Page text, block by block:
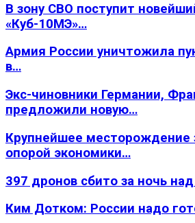
В зону СВО поступит
«Куб-10МЭ»…
Армия России уничтожила
в…
Экс-чиновники Германии,
предложили новую…
Крупнейшее месторождение
опорой экономики…
397 дронов сбито за ночь
Ким Дотком: России надо